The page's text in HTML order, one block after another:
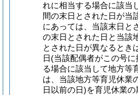
れに相当する場合に該当
間の末日とされた日が当
にあっては、当該末日と
の末日とされた日と当該
とされた日が異なるとき
日(当該配偶者がこの号
る場合に該当して地方等
は、当該地方等育児休業
日以前の日)を育児休業